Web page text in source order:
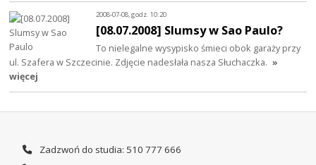
2008-07-08, godz. 10:20
[08.07.2008] Slumsy w Sao Paulo?
To nielegalne wysypisko śmieci obok garaży przy
ul. Szafera w Szczecinie. Zdjęcie nadesłała nasza Słuchaczka. »
więcej
Zadzwoń do studia: 510 777 666